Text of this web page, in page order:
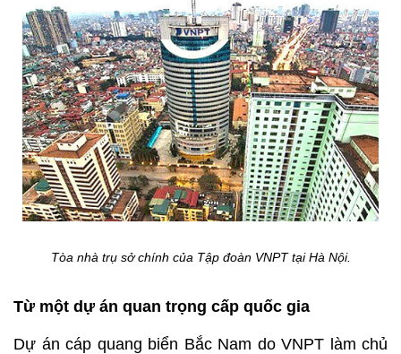
Tòa nhà trụ sở chính của Tập đoàn VNPT tại Hà Nội.
Từ một dự án quan trọng cấp quốc gia
Dự án cáp quang biển Bắc Nam do VNPT làm chủ